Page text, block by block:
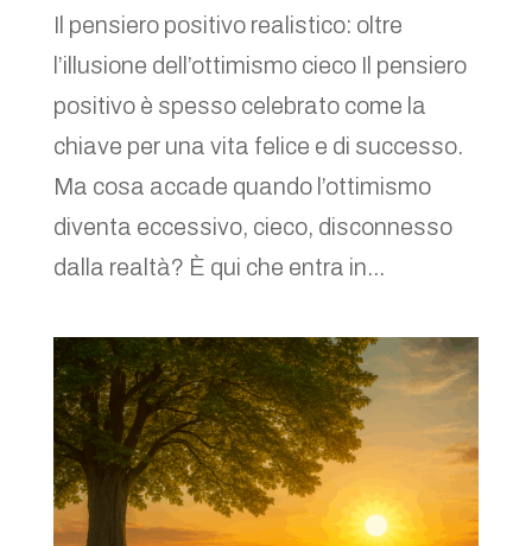
Il pensiero positivo realistico: oltre
l’illusione dell’ottimismo cieco Il pensiero
positivo è spesso celebrato come la
chiave per una vita felice e di successo.
Ma cosa accade quando l’ottimismo
diventa eccessivo, cieco, disconnesso
dalla realtà? È qui che entra in...